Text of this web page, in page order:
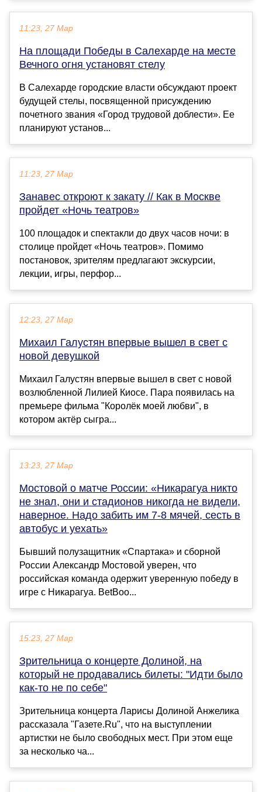
11:23, 27 Мар
На площади Победы в Салехарде на месте
Вечного огня установят стелу
В Салехарде городские власти обсуждают проект
будущей стелы, посвященной присуждению
почетного звания «Город трудовой доблести». Ее
планируют установ...
11:23, 27 Мар
Занавес откроют к закату // Как в Москве
пройдет «Ночь театров»
100 площадок и спектакли до двух часов ночи: в
столице пройдет «Ночь театров». Помимо
постановок, зрителям предлагают экскурсии,
лекции, игры, перфор...
12:23, 27 Мар
Михаил Галустян впервые вышел в свет с
новой девушкой
Михаил Галустян впервые вышел в свет с новой
возлюбленной Лилией Киосе. Пара появилась на
премьере фильма "Королёк моей любви", в
котором актёр сыгра...
13:23, 27 Мар
Мостовой о матче России: «Никарагуа никто
не знал, они и стадионов никогда не видели,
наверное. Надо забить им 7-8 мячей, сесть в
автобус и уехать»
Бывший полузащитник «Спартака» и сборной
России Александр Мостовой уверен, что
российская команда одержит уверенную победу в
игре с Никарагуа. BetBoo...
15:23, 27 Мар
Зрительница о концерте Долиной, на
который не продавались билеты: "Идти было
как-то не по себе"
Зрительница концерта Ларисы Долиной Анжелика
рассказала "Газете.Ru", что на выступлении
артистки не было свободных мест. При этом еще
за несколько ча...